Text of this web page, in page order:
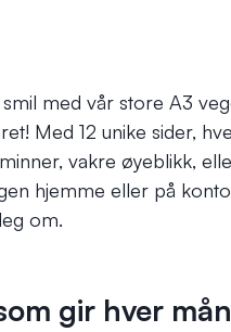
smil med vår store A3
Med 12 unike sider,
vakre øyeblikk,
hjemme eller på
om.
gir hver